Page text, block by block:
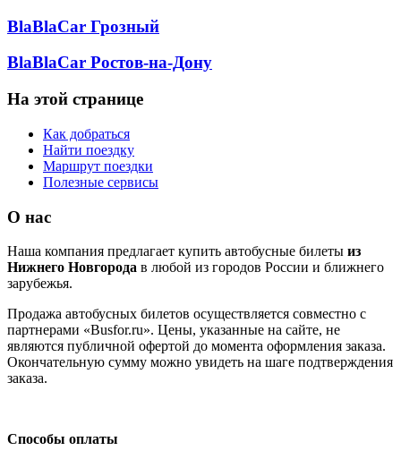
BlaBlaCar Грозный
BlaBlaCar Ростов-на-Дону
На этой странице
Как добраться
Найти поездку
Маршрут поездки
Полезные сервисы
О нас
Наша компания предлагает купить автобусные билеты из
Нижнего Новгорода в любой из городов России и ближнего
зарубежья.
Продажа автобусных билетов осуществляется совместно с
партнерами «Busfor.ru». Цены, указанные на сайте, не
являются публичной офертой до момента оформления заказа.
Окончательную сумму можно увидеть на шаге подтверждения
заказа.
Способы оплаты